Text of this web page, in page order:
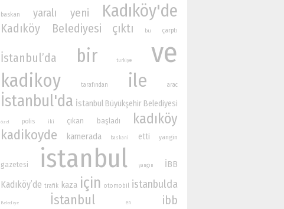
baskan yaralı yeni Kadıköy'de
Kadıköy Belediyesi çıktı bu çarptı
İstanbul’da bir turkiye ve
kadikoy tarafından ile arac
İstanbul'da İstanbul Büyükşehir Belediyesi
özel polis iki çıkan başladı kadıköy
kadikoyde kamerada baskani etti yangin
gazetesi istanbul yangın İBB
Kadıköy’de trafik kaza için otomobil istanbulda
Belediye İstanbul en ibb